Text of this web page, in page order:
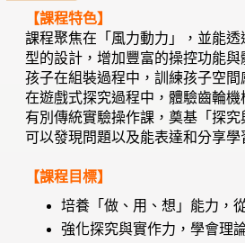
【課程特色】
課程聚焦在「風力動力」，並能
型的設計，增加豐富的操控功能與
孩子在組裝過程中，訓練孩子空
在遊戲式探究過程中，體驗齒輪
有別傳統實驗操作課，奠基「探
可以發現問題以及能表達和分享學
【課程目標】
培養「做、用、想」能力，
強化探究與實作力，學會理